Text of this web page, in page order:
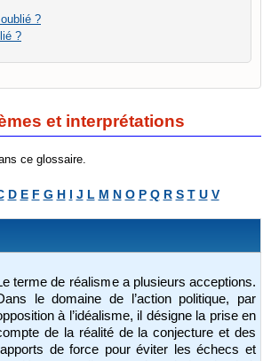
?
?
et interprétations
ce glossaire.
D E F G H I J L M N O P Q R S T U V
terme de réalisme a plusieurs acceptions.
le domaine de l’action politique, par
à l’idéalisme, il désigne la prise en
de la réalité de la conjecture et des
de force pour éviter les échecs et